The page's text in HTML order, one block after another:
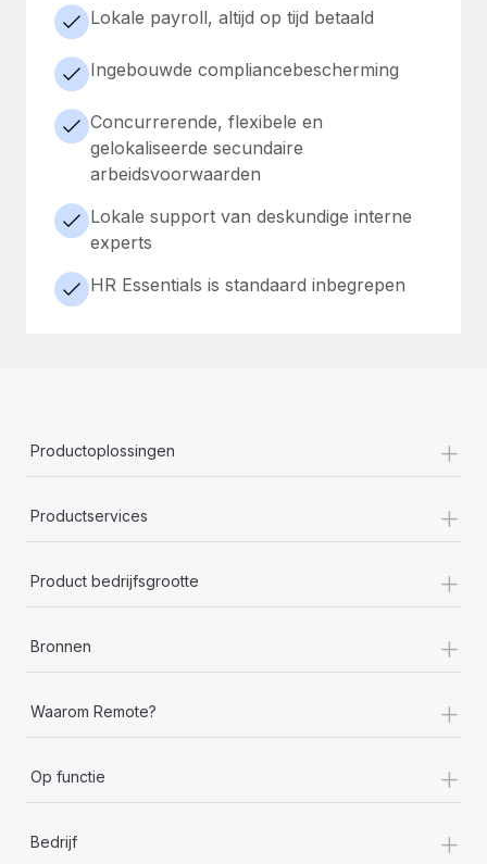
Lokale payroll, altijd op tijd betaald
Ingebouwde compliancebescherming
Concurrerende, flexibele en
gelokaliseerde secundaire
arbeidsvoorwaarden
Lokale support van deskundige interne
experts
HR Essentials is standaard inbegrepen
Productoplossingen +
Productservices +
Product bedrijfsgrootte +
Bronnen +
Waarom Remote? +
Op functie +
Bedrijf +